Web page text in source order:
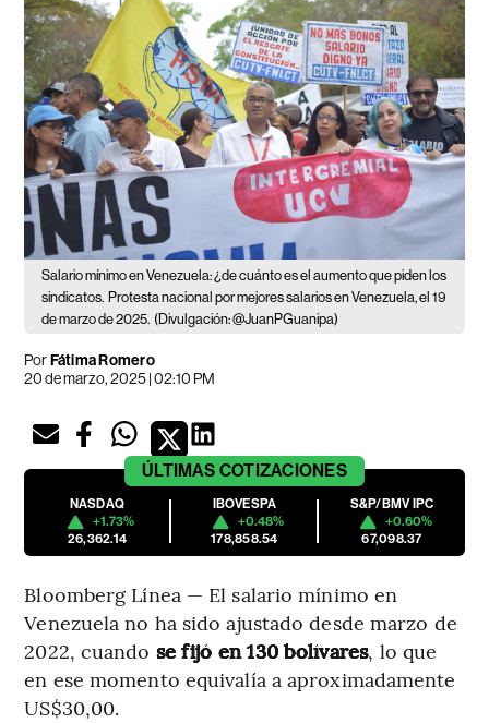
Salario mínimo en Venezuela: ¿de cuánto es el aumento que piden los
sindicatos. Protesta nacional por mejores salarios en Venezuela, el 19
de marzo de 2025. (Divulgación: @JuanPGuanipa)
PorFátima Romero
20 de marzo, 2025 | 02:10 PM
ÚLTIMAS COTIZACIONES
NASDAQ
+1.73%
26,362.14
IBOVESPA
+0.48%
178,858.54
S&P/BMV IPC
+0.60%
67,098.37
Bloomberg Línea — El salario mínimo en
Venezuela no ha sido ajustado desde marzo de
2022, cuando se fijó en 130 bolívares, lo que
en ese momento equivalía a aproximadamente
US$30,00.